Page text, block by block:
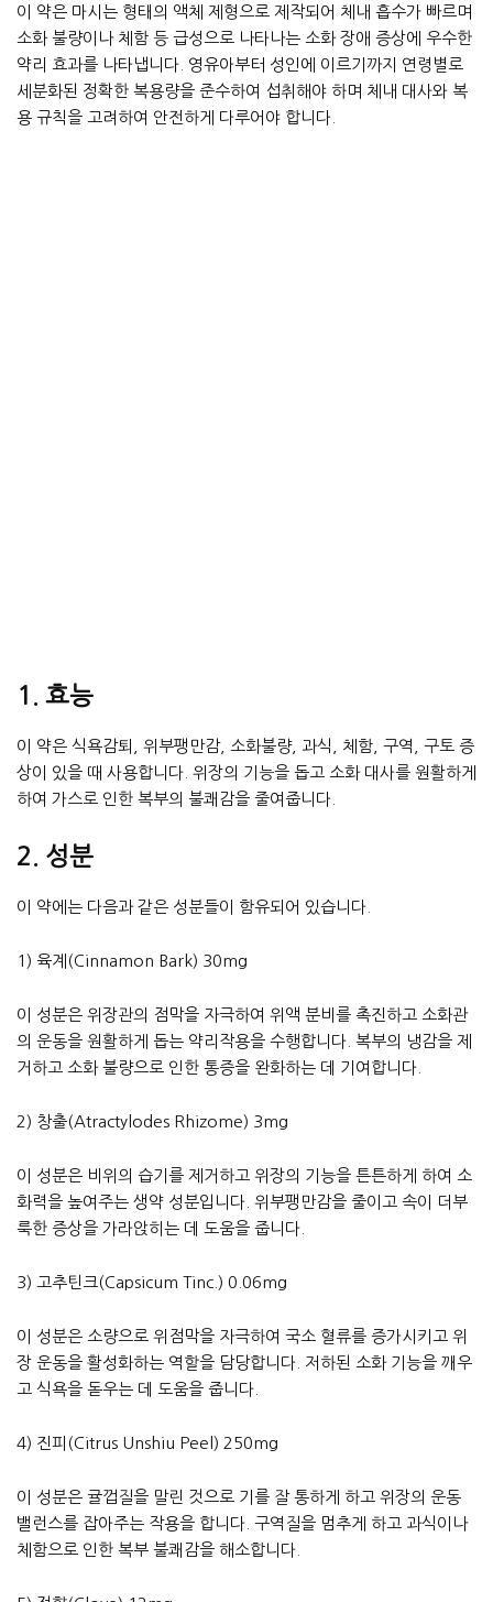
이 약은 마시는 형태의 액체 제형으로 제작되어 체내 흡수가 빠르며
소화 불량이나 체함 등 급성으로 나타나는 소화 장애 증상에 우수한
약리 효과를 나타냅니다. 영유아부터 성인에 이르기까지 연령별로
세분화된 정확한 복용량을 준수하여 섭취해야 하며 체내 대사와 복
용 규칙을 고려하여 안전하게 다루어야 합니다.
1. 효능
이 약은 식욕감퇴, 위부팽만감, 소화불량, 과식, 체함, 구역, 구토 증
상이 있을 때 사용합니다. 위장의 기능을 돕고 소화 대사를 원활하게
하여 가스로 인한 복부의 불쾌감을 줄여줍니다.
2. 성분
이 약에는 다음과 같은 성분들이 함유되어 있습니다.
1) 육계(Cinnamon Bark) 30mg
이 성분은 위장관의 점막을 자극하여 위액 분비를 촉진하고 소화관
의 운동을 원활하게 돕는 약리작용을 수행합니다. 복부의 냉감을 제
거하고 소화 불량으로 인한 통증을 완화하는 데 기여합니다.
2) 창출(Atractylodes Rhizome) 3mg
이 성분은 비위의 습기를 제거하고 위장의 기능을 튼튼하게 하여 소
화력을 높여주는 생약 성분입니다. 위부팽만감을 줄이고 속이 더부
룩한 증상을 가라앉히는 데 도움을 줍니다.
3) 고추틴크(Capsicum Tinc.) 0.06mg
이 성분은 소량으로 위점막을 자극하여 국소 혈류를 증가시키고 위
장 운동을 활성화하는 역할을 담당합니다. 저하된 소화 기능을 깨우
고 식욕을 돋우는 데 도움을 줍니다.
4) 진피(Citrus Unshiu Peel) 250mg
이 성분은 귤껍질을 말린 것으로 기를 잘 통하게 하고 위장의 운동
밸런스를 잡아주는 작용을 합니다. 구역질을 멈추게 하고 과식이나
체함으로 인한 복부 불쾌감을 해소합니다.